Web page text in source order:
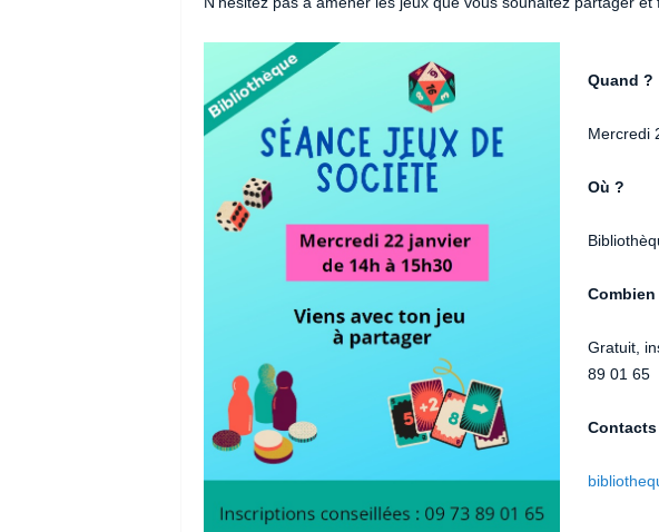
Quand ?
Mercredi
Où ?
Combien
Gratuit,
89 01 65
Contacts